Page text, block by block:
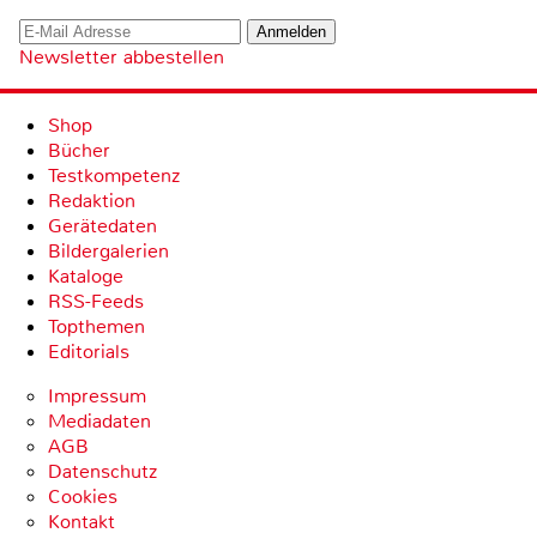
Newsletter abbestellen
Shop
Bücher
Testkompetenz
Redaktion
Gerätedaten
Bildergalerien
Kataloge
RSS-Feeds
Topthemen
Editorials
Impressum
Mediadaten
AGB
Datenschutz
Cookies
Kontakt